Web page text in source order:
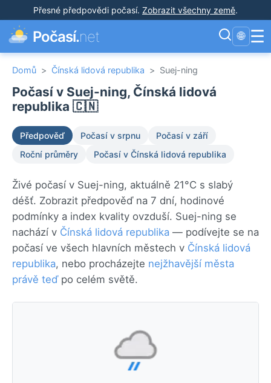
Přesné předpovědi počasí. Zobrazit všechny země.
Počasí.net 🌐 ☰
Domů > Čínská lidová republika > Suej-ning
Počasí v Suej-ning, Čínská lidová
republika 🇨🇳
Předpověď Počasí v srpnu
Počasí v září
Roční průměry
Počasí v Čínská lidová republika
Živé počasí v Suej-ning, aktuálně 21°C s slabý
déšť. Zobrazit předpověď na 7 dní, hodinové
podmínky a index kvality ovzduší. Suej-ning se
nachází v Čínská lidová republika — podívejte se na
počasí ve všech hlavních městech v Čínská lidová
republika, nebo procházejte nejžhavější města
právě teďpo celém světě.